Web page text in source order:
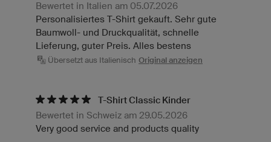
Bewertet in Italien am 05.07.2026
Personalisiertes T-Shirt gekauft. Sehr gute
Baumwoll- und Druckqualität, schnelle
Lieferung, guter Preis. Alles bestens
Übersetzt aus Italienisch Original anzeigen
T-Shirt Classic Kinder
Bewertet in Schweiz am 29.05.2026
Very good service and products quality